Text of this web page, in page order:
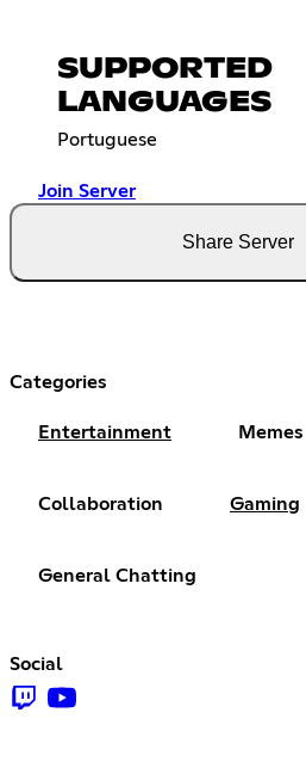
SUPPORTED
LANGUAGES
Portuguese
Join Server
Share Server
Categories
Entertainment Memes
Collaboration Gaming
General Chatting
Social